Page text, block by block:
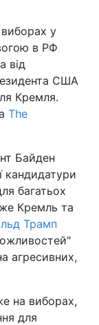
у
в РФ
від
США
Кремля.
The
Байден
кандидатури
багатьох
Кремль та
Трамп
агресивних,
на виборах,
для